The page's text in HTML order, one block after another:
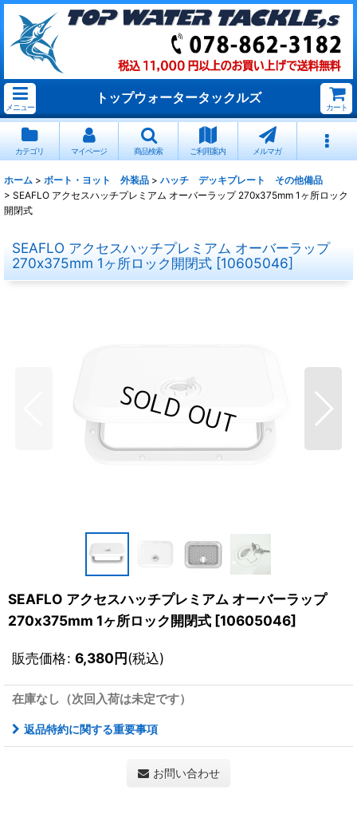
メニュー
トップウォータータックルズ
カート
カテゴリ マイページ 商品検索 ご利用案内 メルマガ
ホーム > ボート・ヨット 外装品 > ハッチ デッキプレート その他備品
> SEAFLO アクセスハッチプレミアム オーバーラップ 270x375mm 1ヶ所ロック
開閉式
SEAFLO アクセスハッチプレミアム オーバーラップ
270x375mm 1ヶ所ロック開閉式 [10605046]
SEAFLO アクセスハッチプレミアム オーバーラップ
270x375mm 1ヶ所ロック開閉式 [10605046]
販売価格: 6,380円(税込)
在庫なし（次回入荷は未定です）
返品特約に関する重要事項
お問い合わせ